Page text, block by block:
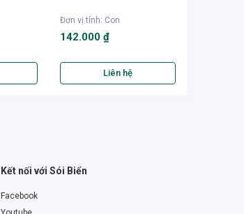
Đơn vị tính: Con
142.000 ₫
Liên hệ
Kết nối với Sói Biển
Facebook